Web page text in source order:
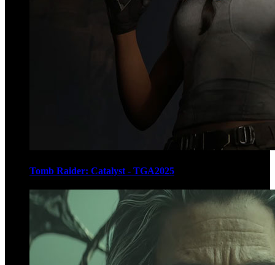
Tomb Raider: Catalyst - TGA2025